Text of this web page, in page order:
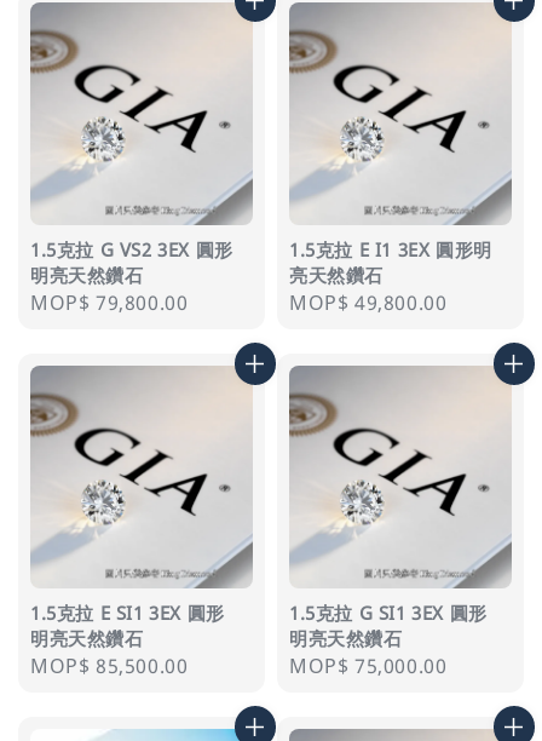
1.5克拉 G VS2 3EX 圓形
明亮天然鑽石
Regular
MOP$ 79,800.00
1.5克拉 E I1 3EX 圓形明
亮天然鑽石
Regular
MOP$ 49,800.00
1.5克拉 E SI1 3EX 圓形
明亮天然鑽石
Regular
MOP$ 85,500.00
1.5克拉 G SI1 3EX 圓形
明亮天然鑽石
Regular
MOP$ 75,000.00